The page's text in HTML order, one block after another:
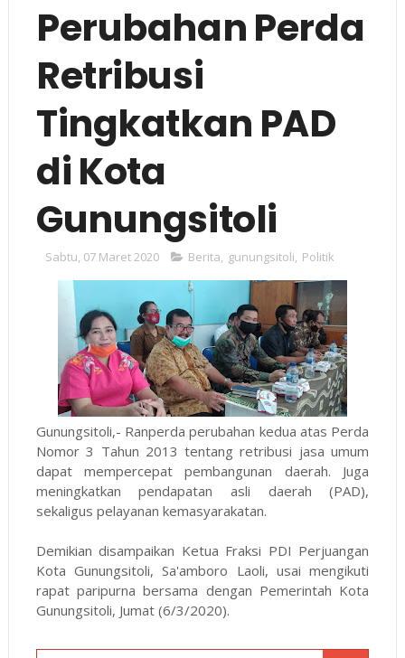
Perubahan Perda
Retribusi
Tingkatkan PAD
di Kota
Gunungsitoli
Sabtu, 07 Maret 2020 Berita, gunungsitoli, Politik
Gunungsitoli,- Ranperda perubahan kedua atas Perda
Nomor 3 Tahun 2013 tentang retribusi jasa umum
dapat mempercepat pembangunan daerah. Juga
meningkatkan pendapatan asli daerah (PAD),
sekaligus pelayanan kemasyarakatan.
Demikian disampaikan Ketua Fraksi PDI Perjuangan
Kota Gunungsitoli, Sa'amboro Laoli, usai mengikuti
rapat paripurna bersama dengan Pemerintah Kota
Gunungsitoli, Jumat (6/3/2020).